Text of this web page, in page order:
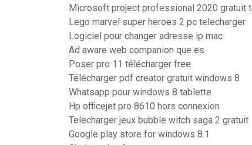
Microsoft project professional 2020 gratuit
Lego marvel super heroes 2 pc telecharger
Logiciel pour changer adresse ip mac
Ad aware web companion que es
Poser pro 11 télécharger free
Télécharger pdf creator gratuit windows 8
Whatsapp pour windows 8 tablette
Hp officejet pro 8610 hors connexion
Telecharger jeux bubble witch saga 2 gratuit
Google play store for windows 8.1